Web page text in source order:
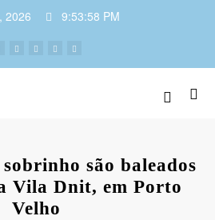
2026 9:53:58 PM
são baleados
Vila Dnit, em Porto
Velho